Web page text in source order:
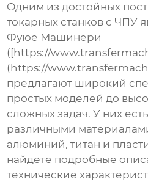
Одним из достойных
токарных станков с ЧПУ
Фуюе Машинери
([https://
(https://
предлагают широкий
простых моделей до
сложных задач. У них
различными
алюминий, титан и
найдете подробные
технические